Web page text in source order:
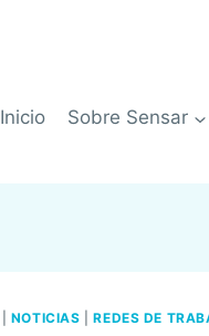
Inicio Sobre Sensar
NOTICIAS |REDES DE